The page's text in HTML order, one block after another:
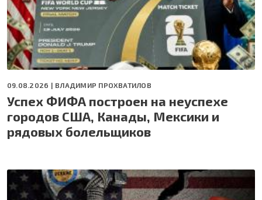
09.08.2026 | ВЛАДИМИР ПРОХВАТИЛОВ
Успех ФИФА построен на неуспехе
городов США, Канады, Мексики и
рядовых болельщиков